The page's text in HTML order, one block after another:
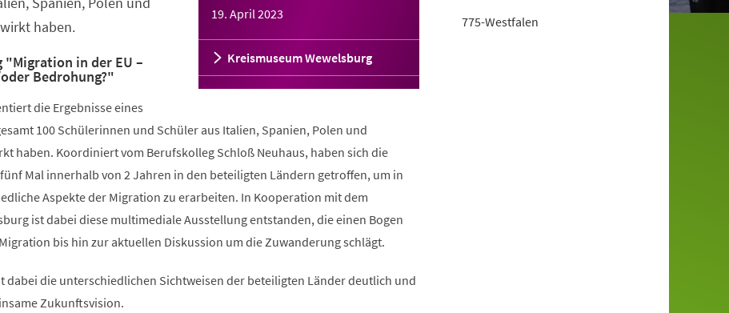
19. April 2023
Kreismuseum Wewelsburg
haben.
"Migration in der EU –
Bedrohung?"
die Ergebnisse eines
100 Schülerinnen und Schüler aus Italien, Spanien, Polen und
haben. Koordiniert vom Berufskolleg Schloß Neuhaus, haben sich die
Mal innerhalb von 2 Jahren in den beteiligten Ländern getroffen, um in
Aspekte der Migration zu erarbeiten. In Kooperation mit dem
ist dabei diese multimediale Ausstellung entstanden, die einen Bogen
bis hin zur aktuellen Diskussion um die Zuwanderung schlägt.
dabei die unterschiedlichen Sichtweisen der beteiligten Länder deutlich und
Zukunftsvision.
775-Westfalen